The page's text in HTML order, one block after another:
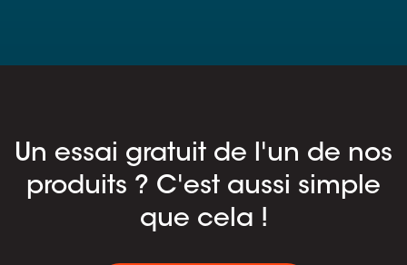
Un essai gratuit de l'un de nos
produits ? C'est aussi simple
que cela !